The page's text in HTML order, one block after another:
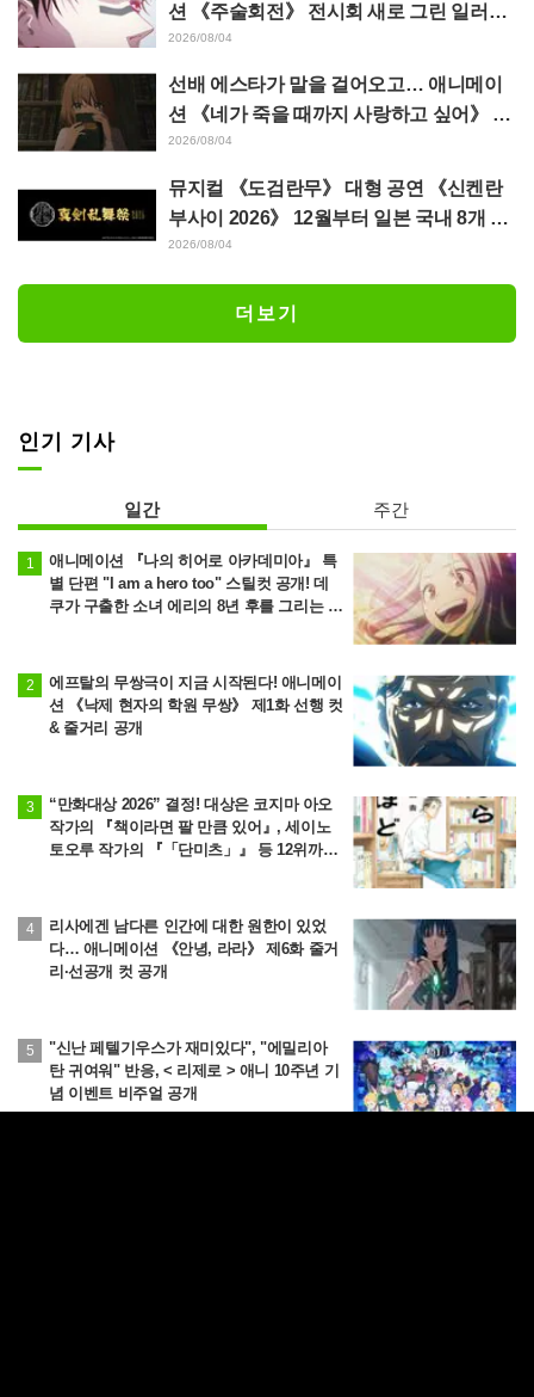
션 《주술회전》 전시회 새로 그린 일러스
트에서 이타도리 유지에게 다가가는 초소
에 팬들 환호
2026/08/04
선배 에스타가 말을 걸어오고… 애니메이
션 《네가 죽을 때까지 사랑하고 싶어》 제
5화 줄거리·장면 컷·WEB 예고·에피소드
포스터 공개
2026/08/04
뮤지컬 《도검란무》 대형 공연 《신켄란
부사이 2026》 12월부터 일본 국내 8개 도
시에서 개최 결정! 총 44도검남사가 집결
2026/08/04
더보기
인기 기사
일간 주간
애니메이션 『나의 히어로 아카데미아』 특
별 단편 "I am a hero too" 스틸컷 공개! 데
쿠가 구출한 소녀 에리의 8년 후를 그리는 이
에프탈의 무쌍극이 지금 시작된다! 애니메이
션 《낙제 현자의 학원 무쌍》 제1화 선행 컷
& 줄거리 공개
“만화대상 2026” 결정! 대상은 코지마 아오
작가의 『책이라면 팔 만큼 있어』, 세이노
토오루 작가의 『「단미츠」』 등 12위까지
리사에겐 남다른 인간에 대한 원한이 있었
다… 애니메이션 《안녕, 라라》 제6화 줄거
리·선공개 컷 공개
"신난 페텔기우스가 재미있다", "에밀리아
탄 귀여워" 반응, < 리제로 > 애니 10주년 기
념 이벤트 비주얼 공개